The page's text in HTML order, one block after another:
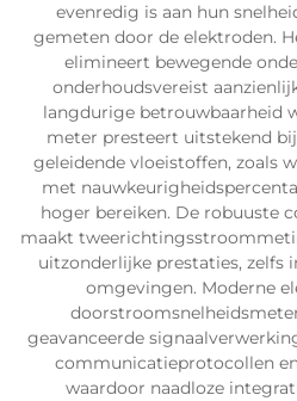
evenredig is aan hun
gemeten door de elektroden.
elimineert bewegende
onderhoudsvereist
langdurige betrouwbaarheid
meter presteert uitstekend
geleidende vloeistoffen, zoals
met
hoger bereiken. De robuuste
maakt
uitzonderlijke prestaties, zelfs
omgevingen. Moderne
geavanceerde
communicatieprotocollen
waardoor naadloze